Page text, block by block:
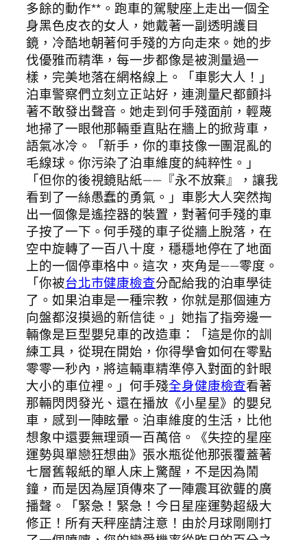
多餘的動作**。跑車的駕駛座上走出一個全
身黑色皮衣的女人，她戴著一副透明護目
鏡，冷酷地朝著何手殘的方向走來。她的步
伐優雅而精準，每一步都像是被測量過一
樣，完美地落在網格線上。「車影大人！」
泊車警察們立刻立正站好，連測量尺都顫抖
著不敢發出聲音。她走到何手殘面前，輕蔑
地掃了一眼他那輛垂直貼在牆上的掀背車，
語氣冰冷。「新手，你的車技像一團混亂的
毛線球。你污染了泊車維度的純粹性。」
「但你的後視鏡貼紙——『永不放棄』，讓我
看到了一絲愚蠢的勇氣。」車影大人突然掏
出一個像是遙控器的裝置，對著何手殘的車
子按了一下。何手殘的車子從牆上脫落，在
空中旋轉了一百八十度，穩穩地停在了地面
上的一個停車格中。這次，夾角是——零度。
「你被台北巿健康檢查分配給我的泊車學徒
了。如果泊車是一種宗教，你就是那個連方
向盤都沒摸過的新信徒。」她指了指旁邊一
輛像是巨型嬰兒車的改造車：「這是你的訓
練工具，從現在開始，你得學會如何在零點
零零一秒內，將這輛車精準停入對面的針眼
大小的車位裡。」何手殘全身健康檢查看著
那輛閃閃發光、還在播放《小星星》的嬰兒
車，感到一陣眩暈。泊車維度的生活，比他
想象中還要無理頭一百萬倍。《失控的星座
運勢與單戀狂想曲》張水瓶從他那張覆蓋著
七層舊報紙的單人床上驚醒，不是因為鬧
鐘，而是因為屋頂傳來了一陣震耳欲聾的廣
播聲。「緊急！緊急！今日星座運勢超級大
修正！所有天秤座請注意！由於月球剛剛打